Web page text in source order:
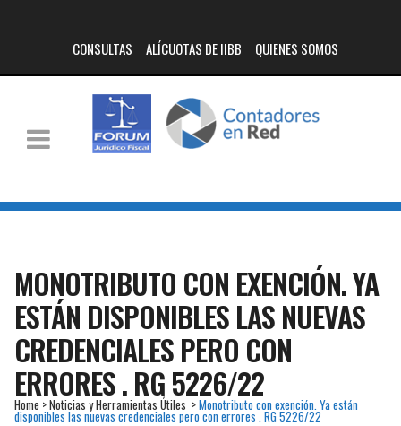
CONSULTAS ALÍCUOTAS DE IIBB QUIENES SOMOS
MONOTRIBUTO CON EXENCIÓN. YA
ESTÁN DISPONIBLES LAS NUEVAS
CREDENCIALES PERO CON
ERRORES . RG 5226/22
Home >Noticias y Herramientas Útiles >Monotributo con exención. Ya están
disponibles las nuevas credenciales pero con errores . RG 5226/22